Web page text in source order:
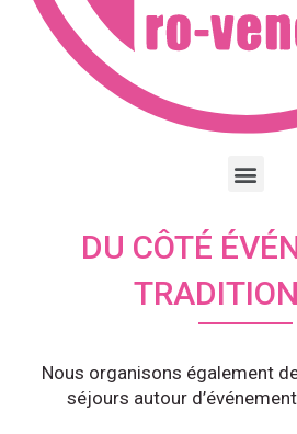
DU CÔTÉ
Nous organisons également
séjours autour